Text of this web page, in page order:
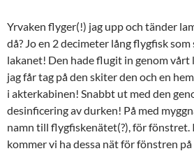
Yrvaken flyger(!) jag upp och tänder
då? Jo en 2 decimeter lång flygfisk
lakanet! Den hade flugit in genom
jag får tag på den skiter den och en
i akterkabinen! Snabbt ut med den
desinficering av durken! På med
namn till flygfiskenätet(?), för
kommer vi ha dessa nät för fönstren